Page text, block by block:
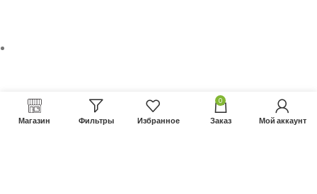
Магазин Фильтры Избранное
0
Заказ Мой аккаунт